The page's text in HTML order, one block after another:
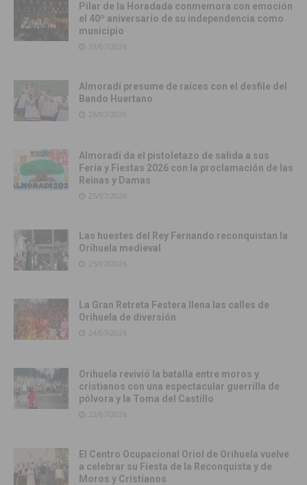
Pilar de la Horadada conmemora con emoción
el 40º aniversario de su independencia como
municipio
31/07/2026
Almoradí presume de raíces con el desfile del
Bando Huertano
26/07/2026
Almoradí da el pistoletazo de salida a sus
Feria y Fiestas 2026 con la proclamación de las
Reinas y Damas
25/07/2026
Las huestes del Rey Fernando reconquistan la
Orihuela medieval
25/07/2026
La Gran Retreta Festera llena las calles de
Orihuela de diversión
24/07/2026
Orihuela revivió la batalla entre moros y
cristianos con una espectacular guerrilla de
pólvora y la Toma del Castillo
22/07/2026
El Centro Ocupacional Oriol de Orihuela vuelve
a celebrar su Fiesta de la Reconquista y de
Moros y Cristianos